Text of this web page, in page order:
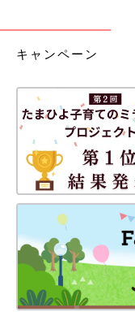
キャンペーン